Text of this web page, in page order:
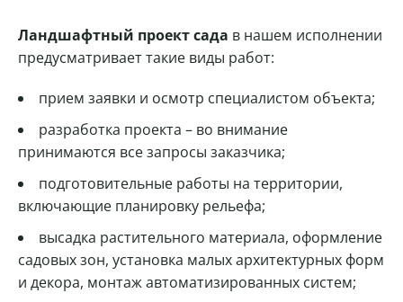
Ландшафтный проект сада в нашем исполнении
предусматривает такие виды работ:
прием заявки и осмотр специалистом объекта;
разработка проекта – во внимание
принимаются все запросы заказчика;
подготовительные работы на территории,
включающие планировку рельефа;
высадка растительного материала, оформление
садовых зон, установка малых архитектурных форм
и декора, монтаж автоматизированных систем;